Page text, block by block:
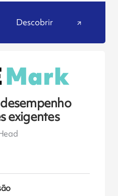
Descobrir
exigentes